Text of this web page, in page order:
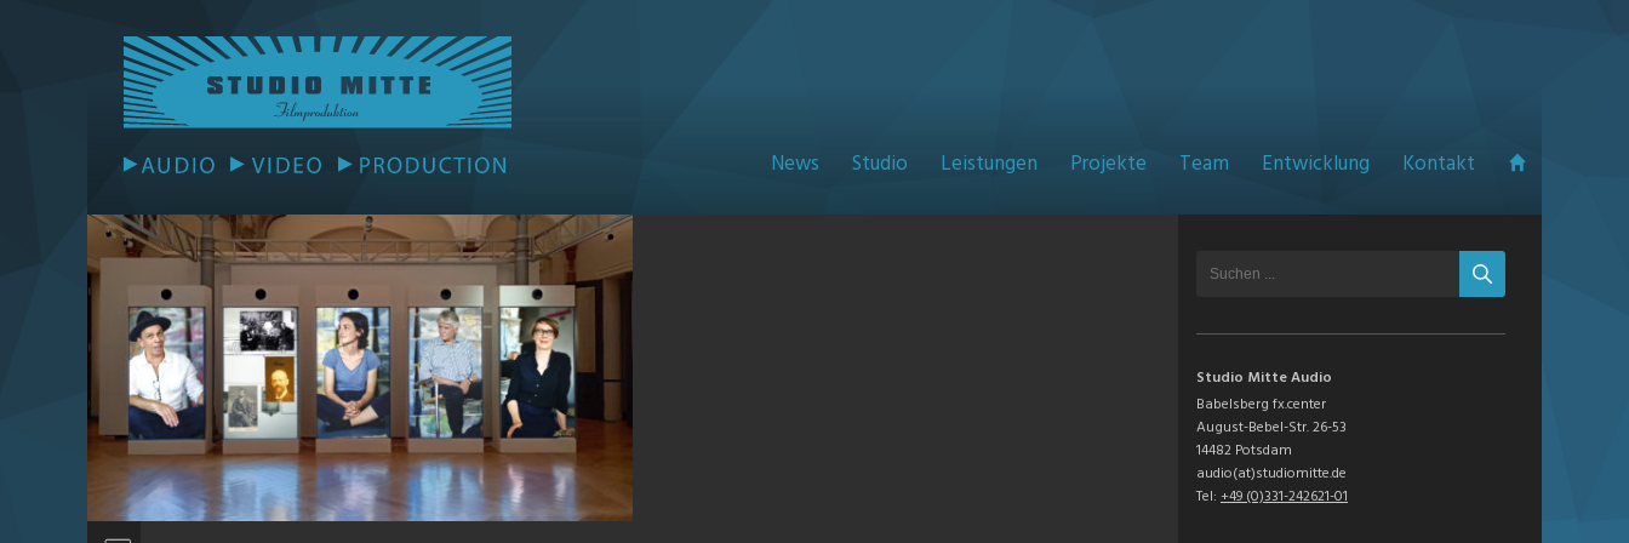
News Studio Leistungen Projekte Team Entwicklung Kontakt
Studio Mitte Audio
Babelsberg fx.center
August-Bebel-Str. 26-53
14482 Potsdam
audio(at)studiomitte.de
Tel: +49 (0)331-242621-01